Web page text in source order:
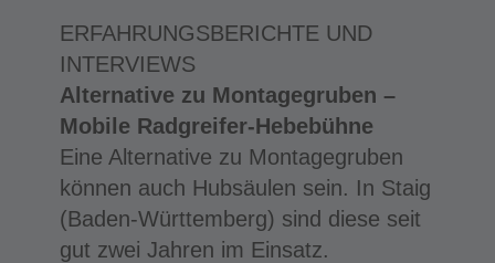
ERFAHRUNGSBERICHTE UND
INTERVIEWS
Alternative zu Montagegruben –
Mobile Radgreifer-Hebebühne
Eine Alternative zu Montagegruben
können auch Hubsäulen sein. In Staig
(Baden-Württemberg) sind diese seit
gut zwei Jahren im Einsatz.